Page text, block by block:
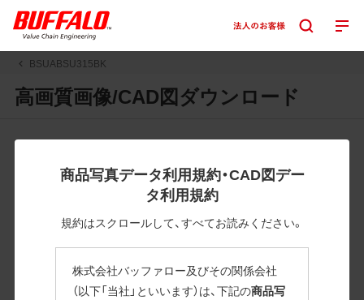
BSUABSU315BK
高画質画像/CAD図ダウンロード
商品写真データ利用規約・CAD図デー
タ利用規約
規約はスクロールして、すべてお読みください。
株式会社バッファロー及びその関係会社
（以下「当社」といいます）は、下記の商品写
すと圧縮ファイルのダウンロードが始まります。
JPEG・EPSファイルにはパスが設定されています。画像編集
の際に便利です。PNG画像は原則として背景を透過したもの
を提供しています。
掲載データ「JPEG、PNG : 低解像度(RGBカラー)」 「EPS : 高
解像度(CMYKカラー)」